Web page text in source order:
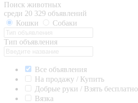
Поиск животных
среди 20 329 объявлений
Кошки
Собаки
Тип объявления
Все объявления
На продажу / Купить
Добрые руки / Взять бесплатно
Вязка